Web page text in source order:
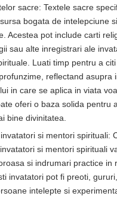
sacre: Textele sacre
bogata de intelepciune
Acestea pot include carti
sau alte inregistrari ale
Luati timp pentru a
reflectand asupra
in care se aplica in viata
oferi o baza solida pentru
bine divinitatea.
si mentori spirituali:
si mentori spirituali
si indrumari practice in
invatatori pot fi preoti,
intelepte si